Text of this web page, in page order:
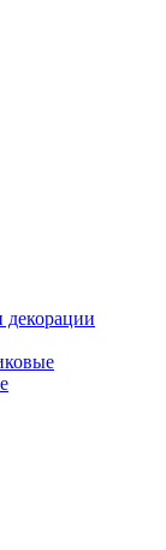
декорации